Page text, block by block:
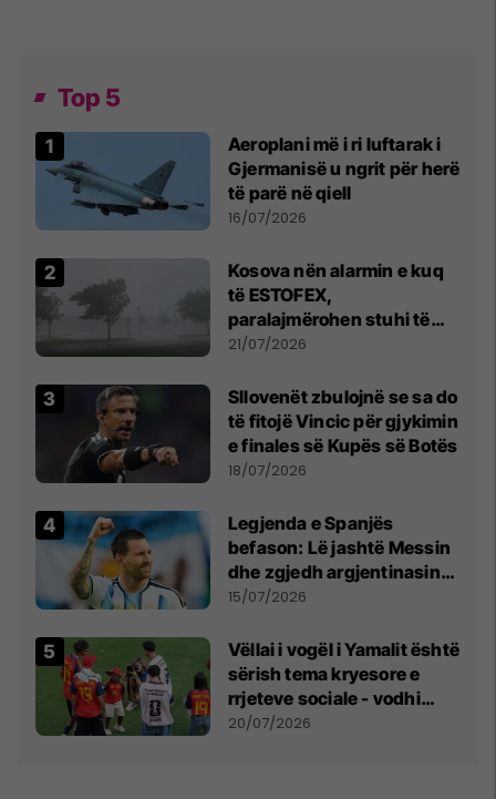
Top 5
Aeroplani më i ri luftarak i
Gjermanisë u ngrit për herë
të parë në qiell
16/07/2026
Kosova nën alarmin e kuq
të ESTOFEX,
paralajmërohen stuhi të
fuqishme me breshër dhe
21/07/2026
Sllovenët zbulojnë se sa do
të fitojë Vincic për gjykimin
e finales së Kupës së Botës
18/07/2026
Legjenda e Spanjës
befason: Lë jashtë Messin
dhe zgjedh argjentinasin
më të mirë në botë
15/07/2026
Vëllai i vogël i Yamalit është
sërish tema kryesore e
rrjeteve sociale - vodhi
vëmendjen pas finales së
20/07/2026